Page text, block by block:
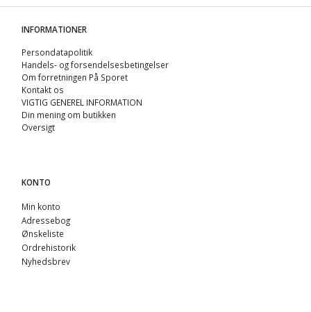
INFORMATIONER
Persondatapolitik
Handels- og forsendelsesbetingelser
Om forretningen På Sporet
Kontakt os
VIGTIG GENEREL INFORMATION
Din mening om butikken
Oversigt
KONTO
Min konto
Adressebog
Ønskeliste
Ordrehistorik
Nyhedsbrev